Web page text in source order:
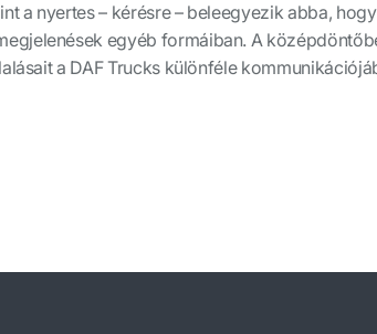
a nyertes – kérésre – beleegyezik abba,
egyéb formáiban. A
a DAF Trucks különféle